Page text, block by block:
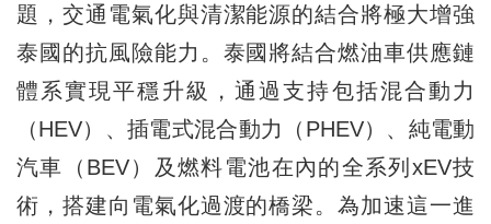
題，交通電氣化與清潔能源的結合將極大增強
泰國的抗風險能力。泰國將結合燃油車供應鏈
體系實現平穩升級，通過支持包括混合動力
（HEV）、插電式混合動力（PHEV）、純電動
汽車（BEV）及燃料電池在內的全系列xEV技
術，搭建向電氣化過渡的橋梁。為加速這一進